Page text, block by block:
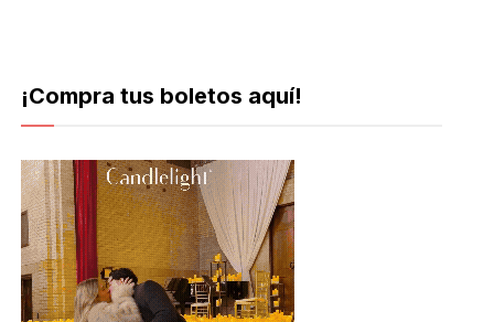
¡Compra tus boletos aquí!